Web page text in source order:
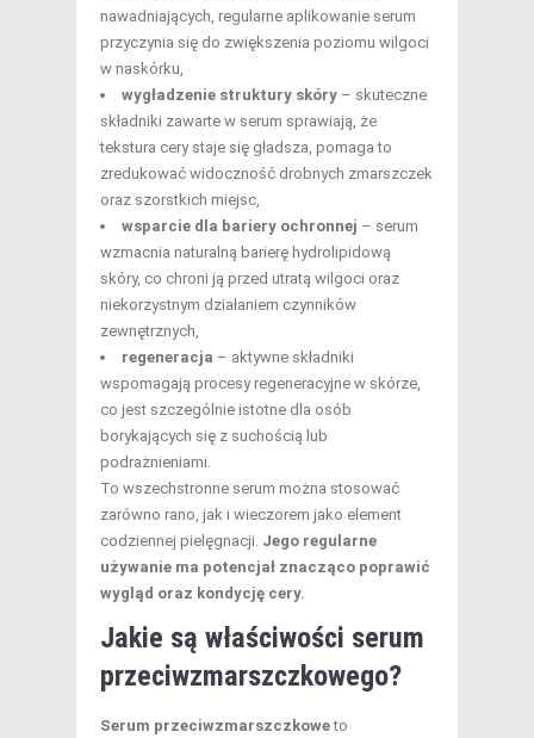
nawadniających, regularne aplikowanie serum
przyczynia się do zwiększenia poziomu wilgoci
w naskórku,
wygładzenie struktury skóry – skuteczne
składniki zawarte w serum sprawiają, że
tekstura cery staje się gładsza, pomaga to
zredukować widoczność drobnych zmarszczek
oraz szorstkich miejsc,
wsparcie dla bariery ochronnej – serum
wzmacnia naturalną barierę hydrolipidową
skóry, co chroni ją przed utratą wilgoci oraz
niekorzystnym działaniem czynników
zewnętrznych,
regeneracja – aktywne składniki
wspomagają procesy regeneracyjne w skórze,
co jest szczególnie istotne dla osób
borykających się z suchością lub
podrażnieniami.
To wszechstronne serum można stosować
zarówno rano, jak i wieczorem jako element
codziennej pielęgnacji. Jego regularne
używanie ma potencjał znacząco poprawić
wygląd oraz kondycję cery.
Jakie są właściwości serum
przeciwzmarszczkowego?
Serum przeciwzmarszczkoweto